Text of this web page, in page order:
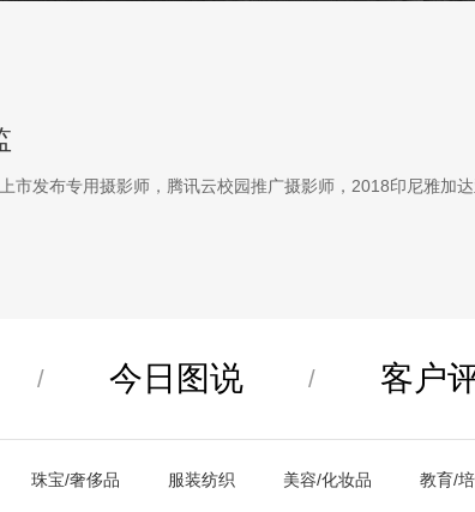
市发布专用摄影师，腾讯云校园推广摄影师，2018印尼雅加
/ 今日图说 / 客户
珠宝/奢侈品 服装纺织 美容/化妆品 教育/培